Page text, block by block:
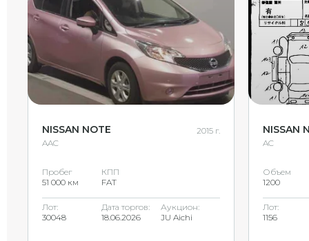
NISSAN NOTE
AAC
2015 г.
Пробег
51 000 км
КПП
FAT
Лот:
30048
Дата торгов:
18.06.2026
Аукцион:
JU Aichi
NISSAN
AC
Объем
1200
Лот:
1156